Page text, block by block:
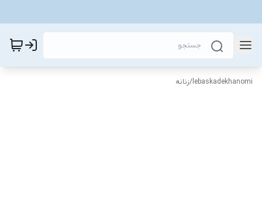
lebaskadekhanomi
/زنانه